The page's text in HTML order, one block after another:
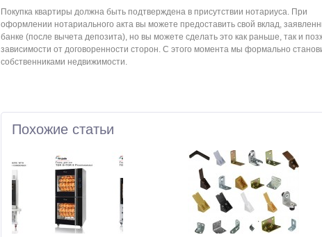
Покупка квартиры должна быть подтверждена в присутствии нотариуса. При
оформлении нотариального акта вы можете предоставить свой вклад,
банке (после вычета депозита), но вы можете сделать это как раньше, так и
зависимости от договоренности сторон. С этого момента мы формально
собственниками недвижимости.
Похожие статьи